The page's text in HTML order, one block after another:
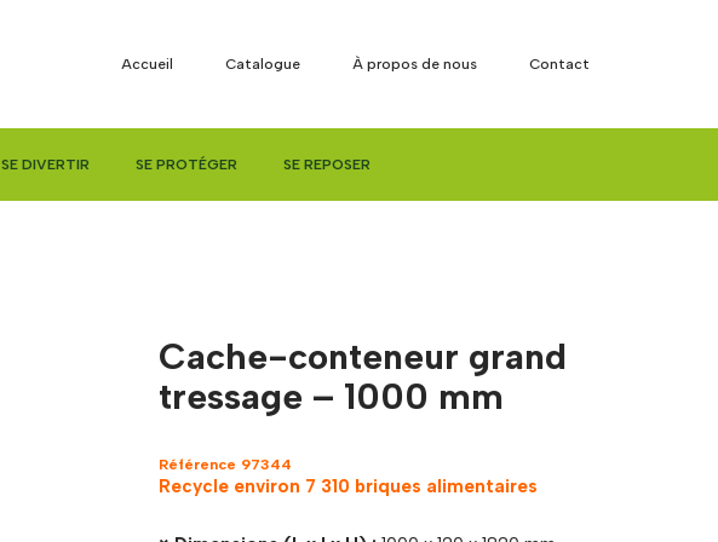
Accueil Catalogue À propos de nous Contact
SE DIVERTIR SE PROTÉGER SE REPOSER
Cache-conteneur grand
tressage – 1000 mm
Référence 97344
Recycle environ 7 310 briques alimentaires